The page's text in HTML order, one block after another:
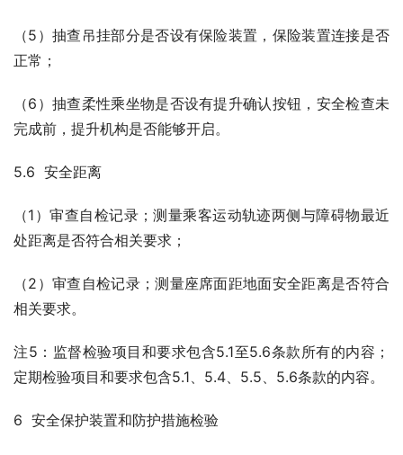
（5）抽查吊挂部分是否设有保险装置，保险装置连接是否
正常；
（6）抽查柔性乘坐物是否设有提升确认按钮，安全检查未
完成前，提升机构是否能够开启。
5.6  安全距离
（1）审查自检记录；测量乘客运动轨迹两侧与障碍物最近
处距离是否符合相关要求；
（2）审查自检记录；测量座席面距地面安全距离是否符合
相关要求。
注5：监督检验项目和要求包含5.1至5.6条款所有的内容；
定期检验项目和要求包含5.1、5.4、5.5、5.6条款的内容。
6  安全保护装置和防护措施检验